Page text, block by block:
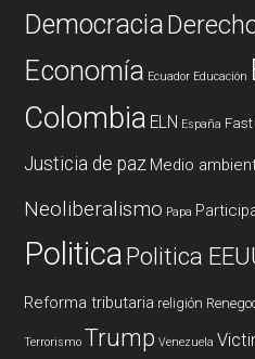
Democracia
Economía Ecuador Educación
Colombia ELN España
Justicia de paz Medio
Neoliberalismo Papa
PoliticaPolitica
Reforma tributaria religión
Terrorismo Trump Venezuela